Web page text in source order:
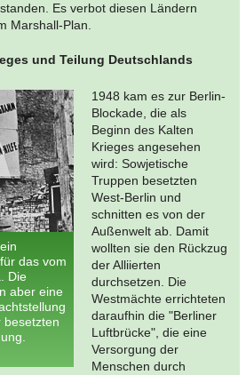
Es verbot diesen Ländern
Marshall-Plan.
und Teilung Deutschlands
das vom
Die
aber eine
besetzten
1948 kam es zur Berlin-
Blockade, die als
Beginn des Kalten
Krieges angesehen
wird: Sowjetische
Truppen besetzten
West-Berlin und
schnitten es von der
Außenwelt ab. Damit
wollten sie den Rückzug
der Alliierten
durchsetzen. Die
Westmächte errichteten
daraufhin die "Berliner
Luftbrücke", die eine
Versorgung der
Menschen durch